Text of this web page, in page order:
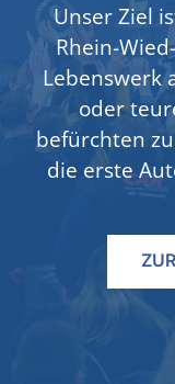
Unser Ziel
Rhein-
Lebenswerk
oder
befürchten
die erste